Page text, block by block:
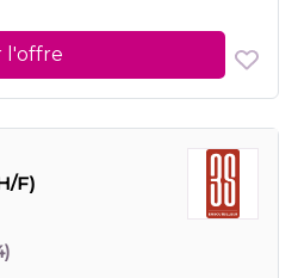
l'offre
F)